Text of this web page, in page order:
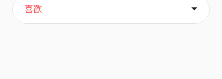
主頁
喜歡
關於